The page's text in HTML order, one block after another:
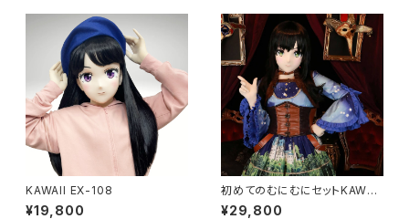
KAWAII EX-108
¥19,800
初めてのむにむにセットKAWAII
EX-37
¥29,800